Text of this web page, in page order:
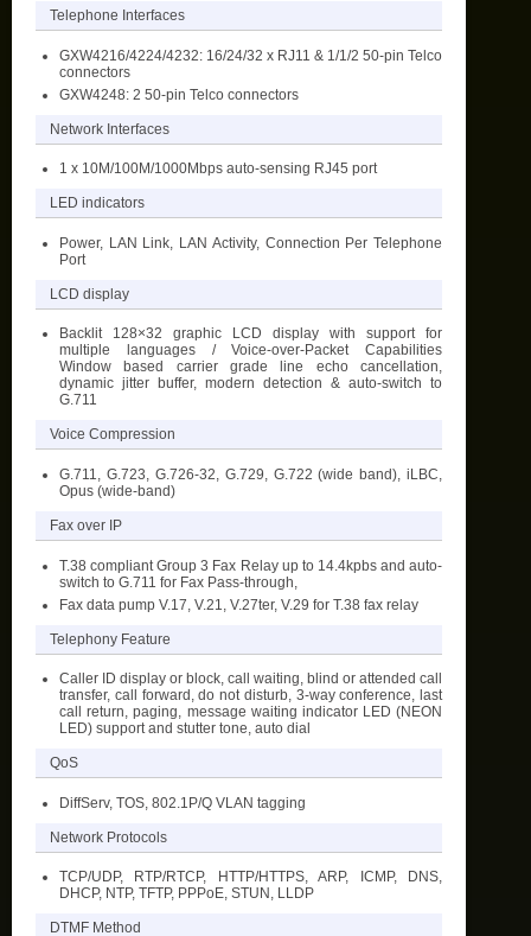
Telephone Interfaces
GXW4216/4224/4232: 16/24/32 x RJ11 & 1/1/2 50-pin Telco
connectors
GXW4248: 2 50-pin Telco connectors
Network Interfaces
1 x 10M/100M/1000Mbps auto-sensing RJ45 port
LED indicators
Power, LAN Link, LAN Activity, Connection Per Telephone
Port
LCD display
Backlit 128×32 graphic LCD display with support for
multiple languages / Voice-over-Packet Capabilities
Window based carrier grade line echo cancellation,
dynamic jitter buffer, modern detection & auto-switch to
G.711
Voice Compression
G.711, G.723, G.726-32, G.729, G.722 (wide band), iLBC,
Opus (wide-band)
Fax over IP
T.38 compliant Group 3 Fax Relay up to 14.4kpbs and auto-
switch to G.711 for Fax Pass-through,
Fax data pump V.17, V.21, V.27ter, V.29 for T.38 fax relay
Telephony Feature
Caller ID display or block, call waiting, blind or attended call
transfer, call forward, do not disturb, 3-way conference, last
call return, paging, message waiting indicator LED (NEON
LED) support and stutter tone, auto dial
QoS
DiffServ, TOS, 802.1P/Q VLAN tagging
Network Protocols
TCP/UDP, RTP/RTCP, HTTP/HTTPS, ARP, ICMP, DNS,
DHCP, NTP, TFTP, PPPoE, STUN, LLDP
DTMF Method